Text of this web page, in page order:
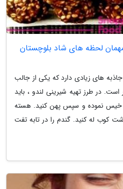
مهمان لحظه های شاد بلوچستان
های زیادی دارد که یکی از جالب
است. در طرز تهیه شیرینی لندو ، باید
را به مدت 2 ساعت خیس نموده و سپس پهن کنید. هسته
کوب له کنید. گندم را در تابه تفت